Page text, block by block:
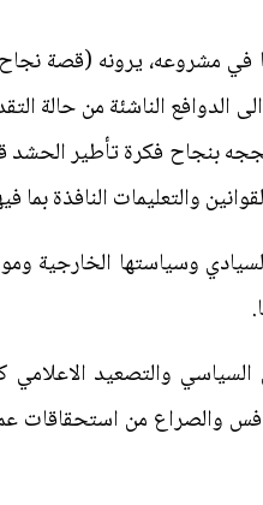
في مشروعه، يرونه (قصة
الناشئة من حالة
بنجاح فكرة تأطير الحشد
والتعليمات النافذة
وسياستها الخارجية
والتصعيد
والصراع من استحقاقات